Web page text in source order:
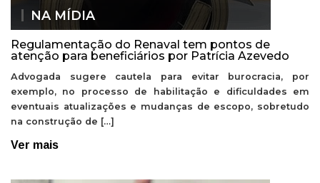
NA MÍDIA
Regulamentação do Renaval tem pontos de
atenção para beneficiários por Patrícia Azevedo
Advogada sugere cautela para evitar burocracia, por
exemplo, no processo de habilitação e dificuldades em
eventuais atualizações e mudanças de escopo, sobretudo
na construção de […]
Ver mais